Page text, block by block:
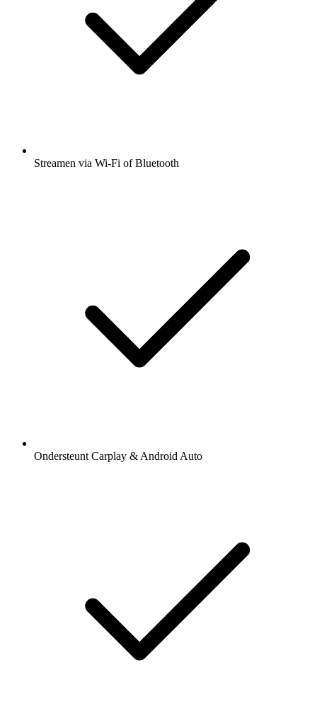
Streamen via Wi-Fi of Bluetooth
Ondersteunt Carplay & Android Auto